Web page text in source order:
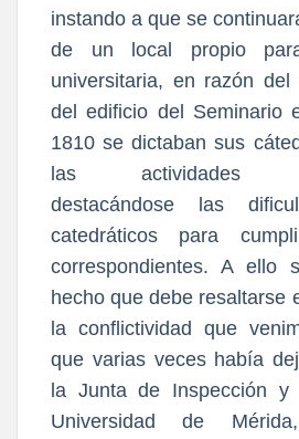
instando a que se
de un local propio
universitaria, en razón
del edificio del Seminario
1810 se dictaban sus
las actividades
destacándose las
catedráticos para
correspondientes. A ello
hecho que debe resaltarse
la conflictividad que
que varias veces había
la Junta de Inspección y
Universidad de